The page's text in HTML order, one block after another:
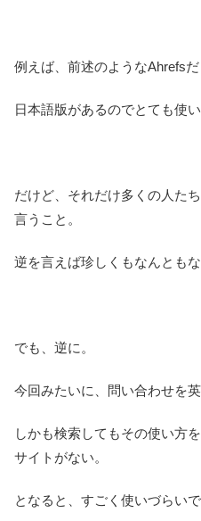
例えば、前述のようなAhrefsだ
日本語版があるのでとても使い
だけど、それだけ多くの人た
言うこと。
逆を言えば珍しくもなんともな
でも、逆に。
今回みたいに、問い合わせを
しかも検索してもその使い方
サイトがない。
となると、すごく使いづらいで